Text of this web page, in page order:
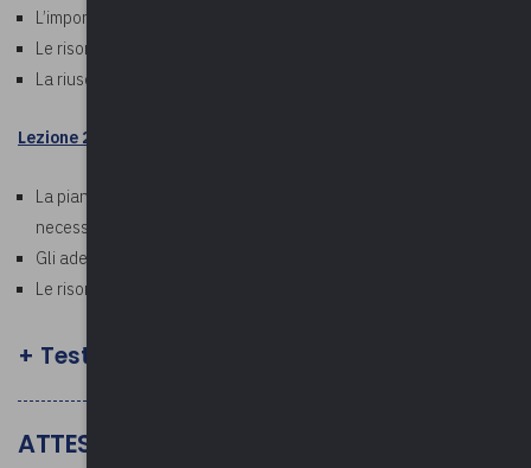
L’importanza delle relazioni
Le risorse
La riuscita dell’evento
Lezione 2
La pianificazione di un evento: le competenze e le connessioni
necessarie
Gli adempimenti amministrativi
Le risorse
+ Test finale facoltativo
ATTESTATO E DOCUMENTAZIONE